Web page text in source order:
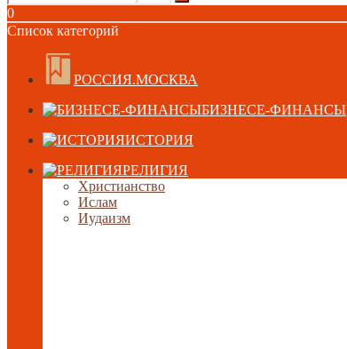
0
Список категорий
РОССИЯ.МОСКВА
БИЗНЕСЕ-ФИНАНСЫ
ИСТОРИЯ
РЕЛИГИЯ
Христианство
Ислам
Иудаизм